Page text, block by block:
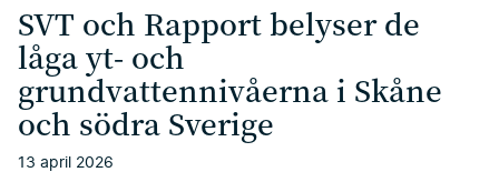
SVT och Rapport belyser de
låga yt- och
grundvattennivåerna i Skåne
och södra Sverige
13 april 2026